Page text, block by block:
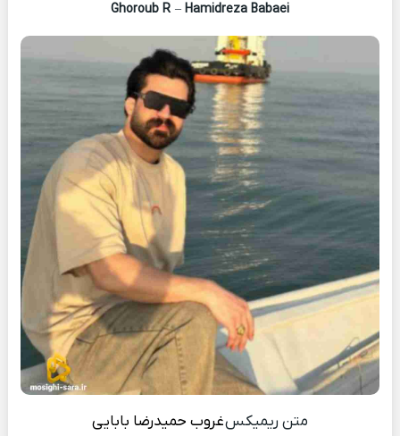
Ghoroub R – Hamidreza Babaei
متن ریمیکسغروب حمیدرضا بابایی